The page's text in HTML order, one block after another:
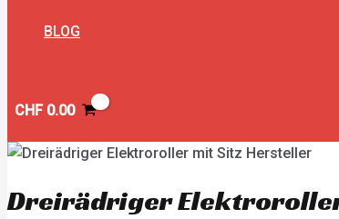
BLOG
CHF0.00
Dreirädriger